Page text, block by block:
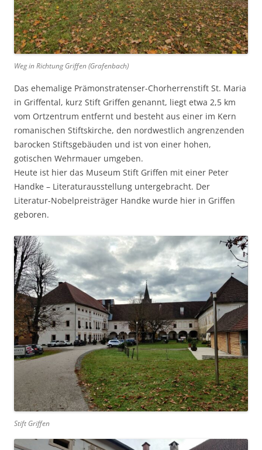
Weg in Richtung Griffen (Grafenbach)
Das ehemalige Prämonstratenser-Chorherrenstift St. Maria
in Griffental, kurz Stift Griffen genannt, liegt etwa 2,5 km
vom Ortzentrum entfernt und besteht aus einer im Kern
romanischen Stiftskirche, den nordwestlich angrenzenden
barocken Stiftsgebäuden und ist von einer hohen,
gotischen Wehrmauer umgeben.
Heute ist hier das Museum Stift Griffen mit einer Peter
Handke – Literaturausstellung untergebracht. Der
Literatur-Nobelpreisträger Handke wurde hier in Griffen
geboren.
Stift Griffen